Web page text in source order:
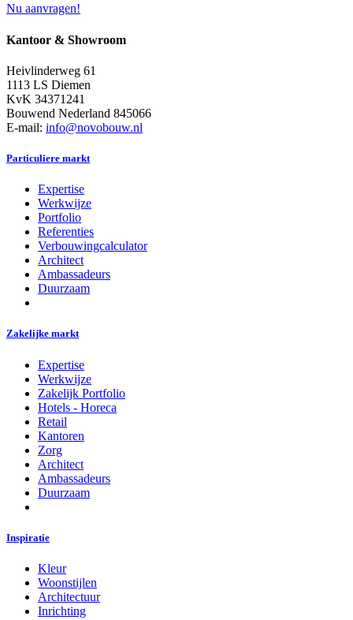
Nu aanvragen!
Kantoor & Showroom
Heivlinderweg 61
1113 LS Diemen
KvK 34371241
Bouwend Nederland 845066
E-mail: info@novobouw.nl
Particuliere markt
Expertise
Werkwijze
Portfolio
Referenties
Verbouwingcalculator
Architect
Ambassadeurs
Duurzaam
Zakelijke markt
Expertise
Werkwijze
Zakelijk Portfolio
Hotels - Horeca
Retail
Kantoren
Zorg
Architect
Ambassadeurs
Duurzaam
Inspiratie
Kleur
Woonstijlen
Architectuur
Inrichting